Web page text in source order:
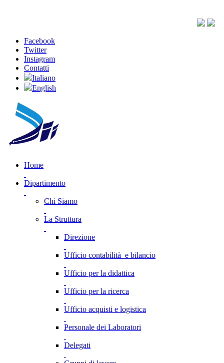
Facebook
Twitter
Instagram
Contatti
Italiano
English
Home
Dipartimento
Chi Siamo
La Struttura
Direzione
Ufficio contabilità e bilancio
Ufficio per la didattica
Ufficio per la ricerca
Ufficio acquisti e logistica
Personale dei Laboratori
Delegati